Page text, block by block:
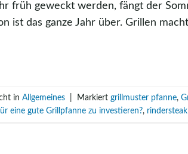
früh geweckt werden, fängt der
ist das ganze Jahr über. Grillen
in Allgemeines Markiert grillmuster pfanne,
eine gute Grillpfanne zu investieren?,